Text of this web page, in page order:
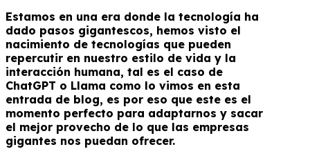
Estamos en una era donde la tecnología ha
dado pasos gigantescos, hemos visto el
nacimiento de tecnologías que pueden
repercutir en nuestro estilo de vida y la
interacción humana, tal es el caso de
ChatGPT o Llama como lo vimos en esta
entrada de blog, es por eso que este es el
momento perfecto para adaptarnos y sacar
el mejor provecho de lo que las empresas
gigantes nos puedan ofrecer.